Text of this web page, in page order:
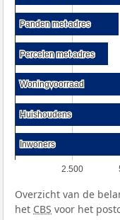
2.500
Panden met adres
Panden met adres
Percelen met adres
Percelen met adres
Woningvoorraad
Woningvoorraad
Huishoudens
Huishoudens
Inwoners
Inwoners
Overzicht van de
het CBS voor het